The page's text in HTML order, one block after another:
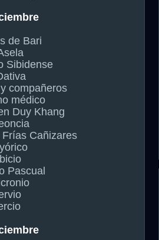
de Bari
Sibidense
compañeros
médico
Duy Khang
Cañizares
Pascual